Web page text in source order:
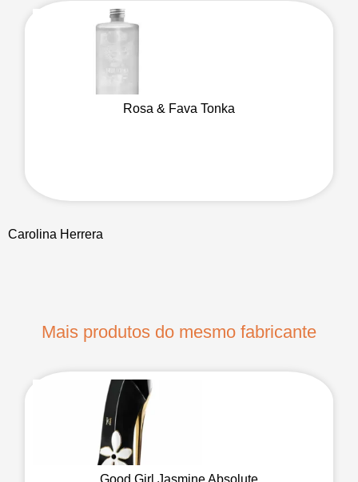
Rosa & Fava Tonka
Carolina Herrera
Mais produtos do mesmo fabricante